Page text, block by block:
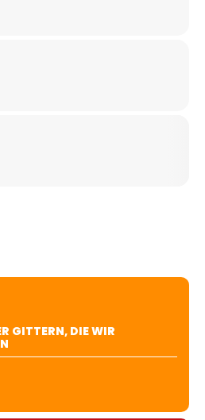
GITTERN, DIE WIR